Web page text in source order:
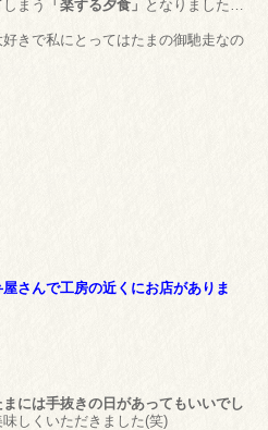
まう
「楽する夕食」 となりました…
きで私にとってはたまの御馳走なの
さんで工房の近くにお店がありま
まには手抜きの日があってもいいでし
しくいただきました(笑)